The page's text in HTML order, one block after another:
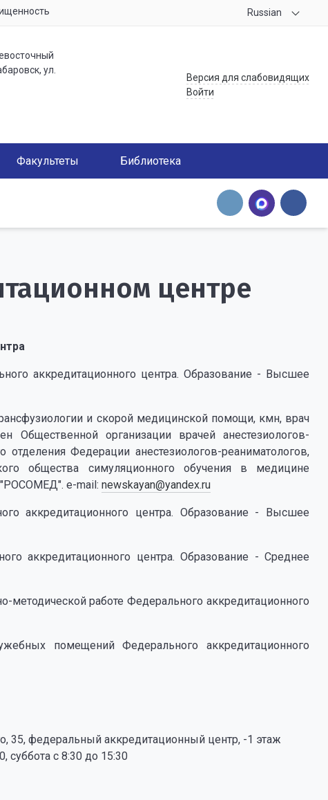
Russian
ул.
Версия для слабовидящих
Войти
Факультеты Библиотека
центре
аккредитационного центра. Образование - Высшее
и скорой медицинской помощи, кмн, врач
Общественной организации врачей анестезиологов-
отделения Федерации анестезиологов-реаниматологов,
общества симуляционного обучения в медицине
e-mail: newskayan@yandex.ru
аккредитационного центра. Образование - Высшее
аккредитационного центра. Образование - Среднее
методической работе Федерального аккредитационного
помещений Федерального аккредитационного
35, федеральный аккредитационный центр, -1 этаж
суббота с 8:30 до 15:30